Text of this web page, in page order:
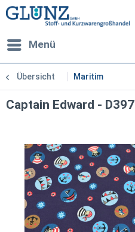
Menü
Übersicht Maritim
Captain Edward - D397